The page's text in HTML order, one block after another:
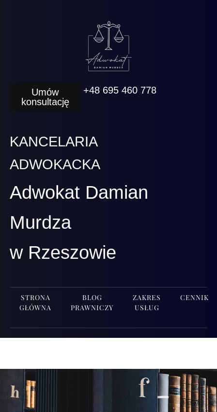
Umów
konsultację
+48 695 460 778
KANCELARIA
ADWOKACKA
Adwokat Damian
Murdza
w Rzeszowie
STRONA
GŁÓWNA
BLOG
PRAWNICZY
ZAKRES
USŁUG
CENNIK